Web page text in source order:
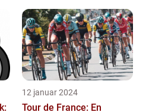
12 januar 2024
Tour de France: En